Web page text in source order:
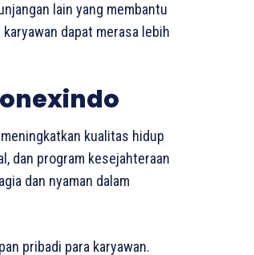
lain yang membantu
dapat merasa lebih
kualitas hidup
dan program kesejahteraan
dan nyaman dalam
pribadi para karyawan.